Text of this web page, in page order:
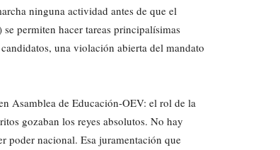
ninguna actividad antes de que el
permiten hacer tareas principalísimas
una violación abierta del mandato
Asamblea de Educación-OEV: el rol de la
gozaban los reyes absolutos. No hay
poder nacional. Esa juramentación que